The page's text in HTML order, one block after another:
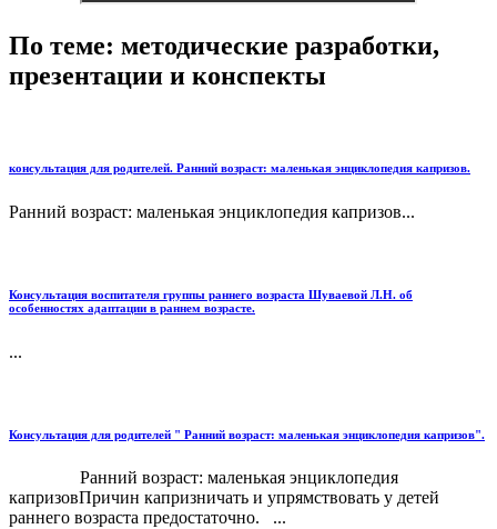
По теме: методические разработки,
презентации и конспекты
консультация для родителей. Ранний возраст: маленькая энциклопедия капризов.
Ранний возраст: маленькая энциклопедия капризов...
Консультация воспитателя группы раннего возраста Шуваевой Л.Н. об
особенностях адаптации в раннем возрасте.
...
Консультация для родителей " Ранний возраст: маленькая энциклопедия капризов".
Ранний возраст: маленькая энциклопедия
капризовПричин капризничать и упрямствовать у детей
раннего возраста предостаточно. ...